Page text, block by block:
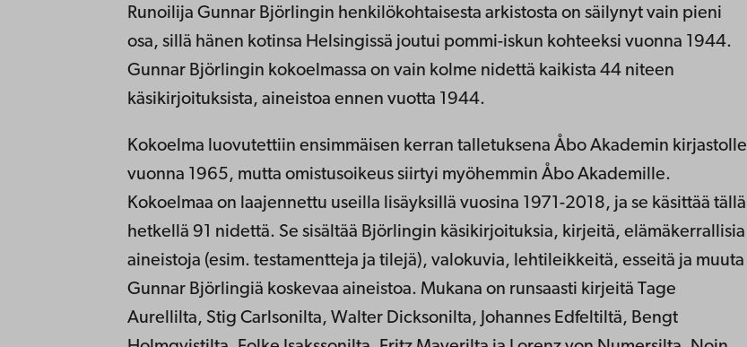
Runoilija Gunnar Björlingin henkilökohtaisesta arkistosta on säilynyt vain pieni
osa, sillä hänen kotinsa Helsingissä joutui pommi-iskun kohteeksi vuonna 1944.
Gunnar Björlingin kokoelmassa on vain kolme nidettä kaikista 44 niteen
käsikirjoituksista, aineistoa ennen vuotta 1944.
Kokoelma luovutettiin ensimmäisen kerran talletuksena Åbo Akademin kirjastolle
vuonna 1965, mutta omistusoikeus siirtyi myöhemmin Åbo Akademille.
Kokoelmaa on laajennettu useilla lisäyksillä vuosina 1971-2018, ja se käsittää tällä
hetkellä 91 nidettä. Se sisältää Björlingin käsikirjoituksia, kirjeitä, elämäkerrallisia
aineistoja (esim. testamentteja ja tilejä), valokuvia, lehtileikkeitä, esseitä ja muuta
Gunnar Björlingiä koskevaa aineistoa. Mukana on runsaasti kirjeitä Tage
Aurellilta, Stig Carlsonilta, Walter Dicksonilta, Johannes Edfeltiltä, Bengt